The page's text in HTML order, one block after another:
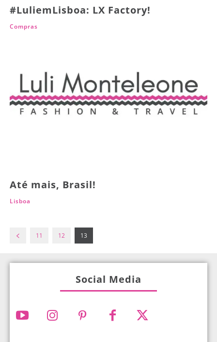
#LuliemLisboa: LX Factory!
Compras
Até mais, Brasil!
Lisboa
11 12 13
Social Media